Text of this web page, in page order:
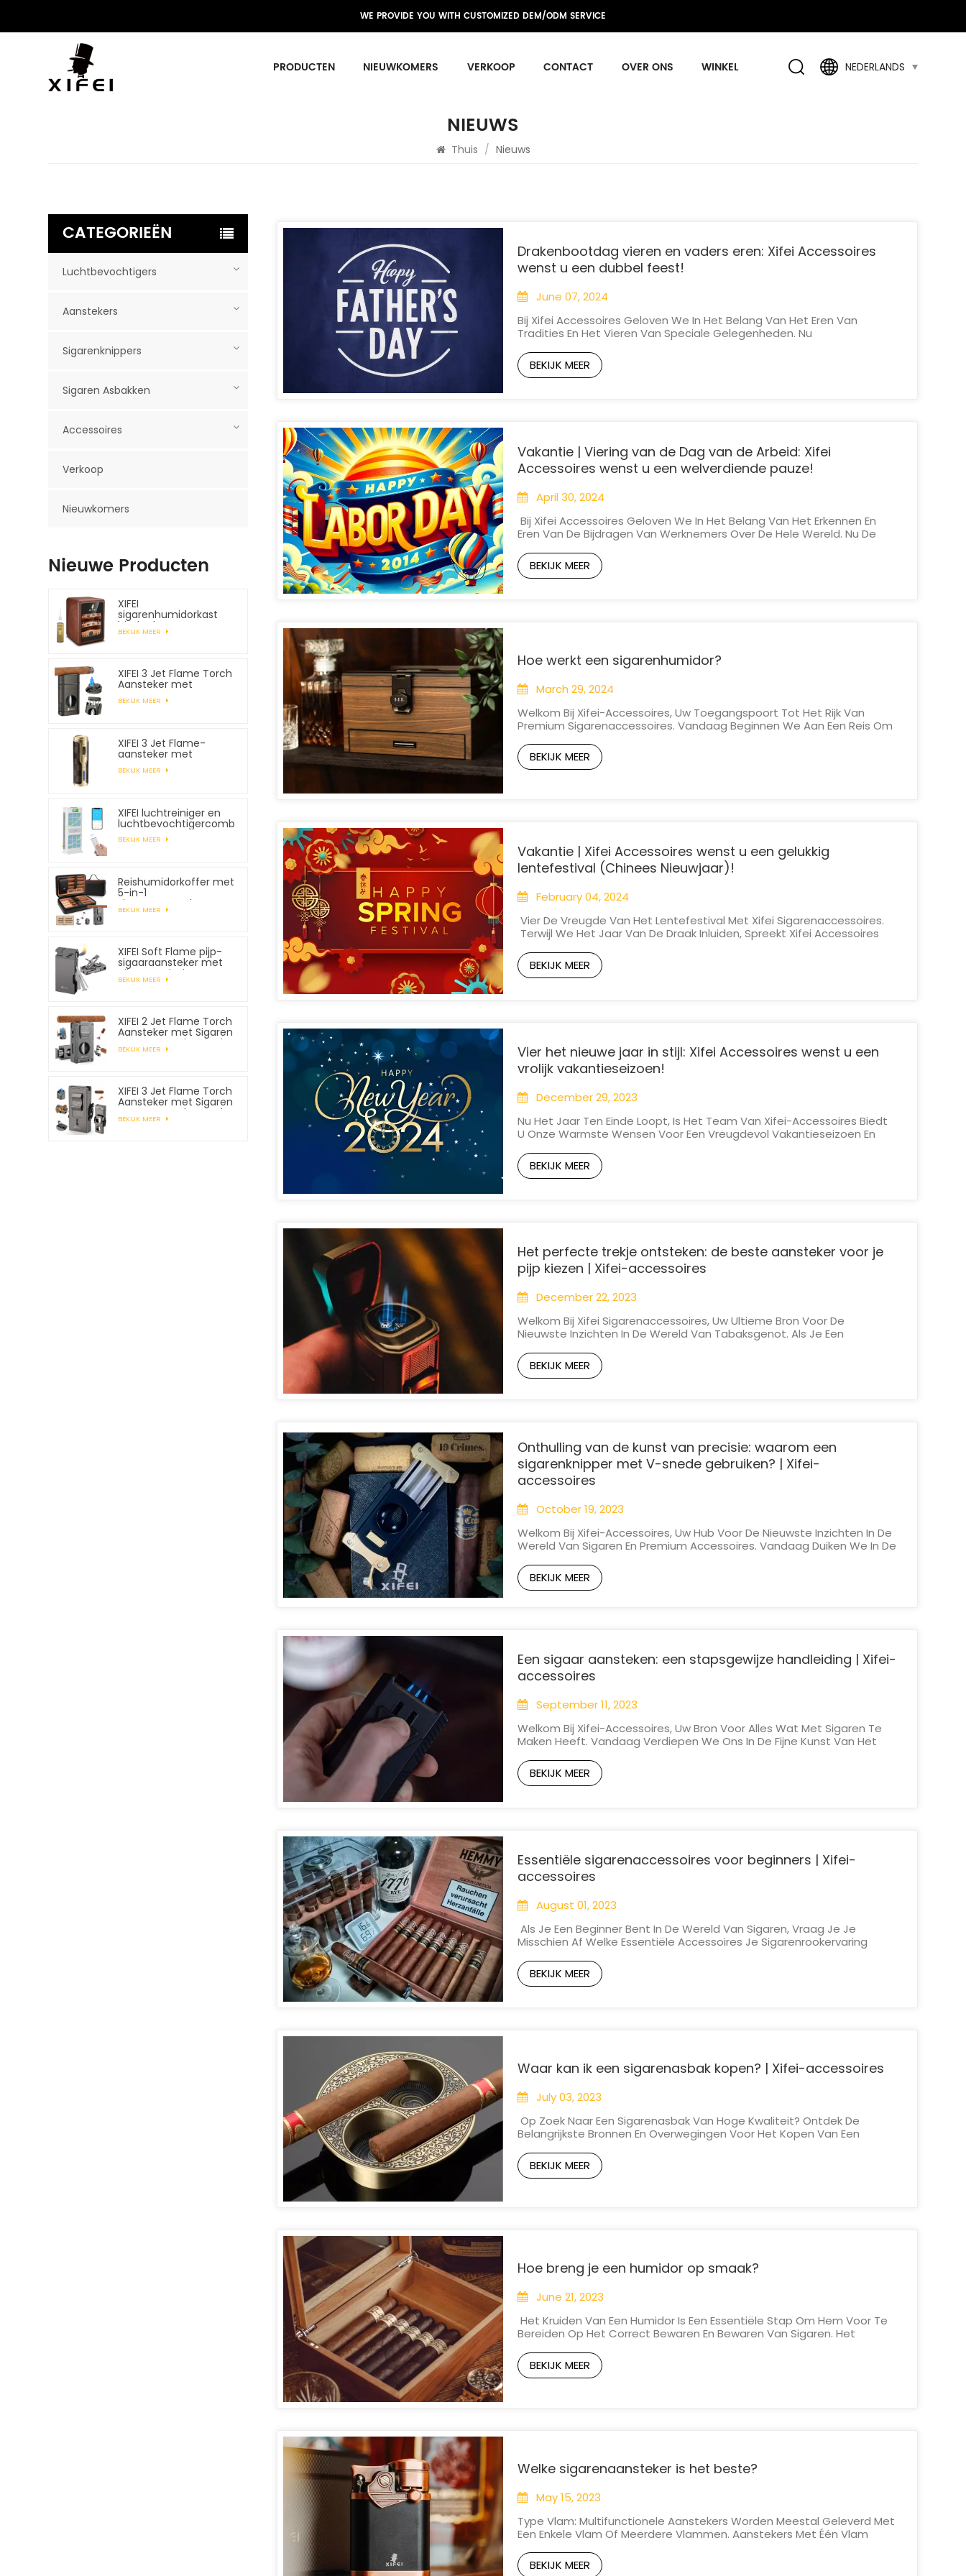
WE PROVIDE YOU WITH CUSTOMIZED DEM/ODM SERVICE
PRODUCTEN NIEUWKOMERS VERKOOP CONTACT OVER ONS WINKEL NEDERLANDS
NIEUWS
Thuis / Nieuws
Drakenbootdag vieren en vaders eren: Xifei Accessoires
wenst u een dubbel feest!
June 07, 2024
Bij Xifei Accessoires Geloven We In Het Belang Van Het Eren Van
Tradities En Het Vieren Van Speciale Gelegenheden. Nu
Samen Met Ons Deze Betekenisvolle Feestdagen Dubbel Te Vieren.
Ons Team Neemt Een Korte Pauze Om Deze Festiviteiten Te O...
BEKIJK MEER
Vakantie | Viering van de Dag van de Arbeid: Xifei
Accessoires wenst u een welverdiende pauze!
April 30, 2024
Bij Xifei Accessoires Geloven We In Het Belang Van Het Erkennen En
Eren Van De Bijdragen Van Werknemers Over De Hele Wereld. Nu De
Aan Alle Werknemers Voor Hun Toewijding En Harde Werk. Ter Viering
Van Deze Betekenisvolle Vakantie...
BEKIJK MEER
Hoe werkt een sigarenhumidor?
March 29, 2024
Welkom Bij Xifei-Accessoires, Uw Toegangspoort Tot Het Rijk Van
Premium Sigarenaccessoires. Vandaag Beginnen We Aan Een Reis Om
Sigarenliefhebber Te Demystificeren: De Sigarenhumidor. Ga Met Ons
Mee Terwijl We De Innerlijke Werking Va...
BEKIJK MEER
Vakantie | Xifei Accessoires wenst u een gelukkig
lentefestival (Chinees Nieuwjaar)!
February 04, 2024
Vier De Vreugde Van Het Lentefestival Met Xifei Sigarenaccessoires.
Terwijl We Het Jaar Van De Draak Inluiden, Spreekt Xifei Accessoires
Het Is Een Tijd Voor Festiviteiten, Familiebijeenkomsten En Een Nieuw
Begin. In De G...
BEKIJK MEER
Vier het nieuwe jaar in stijl: Xifei Accessoires wenst u een
vrolijk vakantieseizoen!
December 29, 2023
Nu Het Jaar Ten Einde Loopt, Is Het Team Van Xifei-Accessoires Biedt
U Onze Warmste Wensen Voor Een Vreugdevol Vakantieseizoen En
Het Hele Jaar 2023 Van Dienst Te Zijn, En Terwijl We Uitkijken Naar De
Avonturen Die 2024 Ons Zal Brengen,...
BEKIJK MEER
Het perfecte trekje ontsteken: de beste aansteker voor je
pijp kiezen | Xifei-accessoires
December 22, 2023
Welkom Bij Xifei Sigarenaccessoires, Uw Ultieme Bron Voor De
Nieuwste Inzichten In De Wereld Van Tabaksgenot. Als Je Een
Cruciale Rol Speelt In Het Rookritueel. Vandaag Verdiepen We Ons In
De Vraag: Wat Voor Soort Aansteker Is Het Beste...
BEKIJK MEER
Onthulling van de kunst van precisie: waarom een
sigarenknipper met V-snede gebruiken? | Xifei-
accessoires
October 19, 2023
Welkom Bij Xifei-Accessoires, Uw Hub Voor De Nieuwste Inzichten In De
Wereld Van Sigaren En Premium Accessoires. Vandaag Duiken We In De
Liefhebbers Bij Hen, En Wat Onderscheidt Hen? Laten We De Mysteries
Achter De V-Cut Ontrafelen En...
BEKIJK MEER
Een sigaar aansteken: een stapsgewijze handleiding | Xifei-
accessoires
September 11, 2023
Welkom Bij Xifei-Accessoires, Uw Bron Voor Alles Wat Met Sigaren Te
Maken Heeft. Vandaag Verdiepen We Ons In De Fijne Kunst Van Het
Een Beginnende Liefhebber Bent, Weten Hoe Je Een Sigaar Op De
Juiste Manier Aansteekt, Is Essentieel...
BEKIJK MEER
Essentiële sigarenaccessoires voor beginners | Xifei-
accessoires
August 01, 2023
Als Je Een Beginner Bent In De Wereld Van Sigaren, Vraag Je Je
Misschien Af Welke Essentiële Accessoires Je Sigarenrookervaring
Verbeteren Van De Smaak En Het Behouden Van De Versheid, De
Juiste Accessoires Kunnen Een Groot Vers...
BEKIJK MEER
Waar kan ik een sigarenasbak kopen? | Xifei-accessoires
July 03, 2023
Op Zoek Naar Een Sigarenasbak Van Hoge Kwaliteit? Ontdek De
Belangrijkste Bronnen En Overwegingen Voor Het Kopen Van Een
Accessories Voor Een Brede Selectie Premium Asbakken. Welkom Bij
Xifei Accessories, Uw Adres Voor Het Laat...
BEKIJK MEER
Hoe breng je een humidor op smaak?
June 21, 2023
Het Kruiden Van Een Humidor Is Een Essentiële Stap Om Hem Voor Te
Bereiden Op Het Correct Bewaren En Bewaren Van Sigaren. Het
Luchtvochtigheid In De Humidor. Hier Is Een Stapsgewijze Handleiding
Voor Het Kruiden Van Een Humidor:&nb...
BEKIJK MEER
Welke sigarenaansteker is het beste?
May 15, 2023
Type Vlam: Multifunctionele Aanstekers Worden Meestal Geleverd Met
Een Enkele Vlam Of Meerdere Vlammen. Aanstekers Met Één Vlam
Aanstekers Met Meerdere Vlammen Een Grotere En Gelijkmatigere
Vlam Kunnen Geven.Brandstoftype: De Meeste...
BEKIJK MEER
CATEGORIEËN
Luchtbevochtigers
Aanstekers
Sigarenknippers
Sigaren Asbakken
Accessoires
Verkoop
Nieuwkomers
Nieuwe Producten
XIFEI
sigarenhumidorkast
biedt plaats aan
maximaal 150 sigaren
BEKIJK MEER
XIFEI 3 Jet Flame Torch
Aansteker met
BEKIJK MEER
XIFEI 3 Jet Flame-
aansteker met
ontsteking
BEKIJK MEER
XIFEI luchtreiniger en
luchtbevochtigercombo
BEKIJK MEER
Reishumidorkoffer met
5-in-1
sigarenaansteker,
geschikt voor 7 sigaren
BEKIJK MEER
XIFEI Soft Flame pijp-
sigaaraansteker met
pijpgereedschap
BEKIJK MEER
XIFEI 2 Jet Flame Torch
Aansteker met Sigaren
Vcutter Punch Stand
Draw Enhancer
BEKIJK MEER
XIFEI 3 Jet Flame Torch
Aansteker met Sigaren
Vcutter Punch Stand
Draw Enhancer
BEKIJK MEER